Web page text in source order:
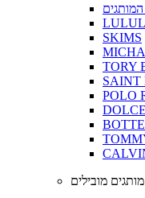
SKIMS
TORY
SAINT
POLO
מותגים מובילים